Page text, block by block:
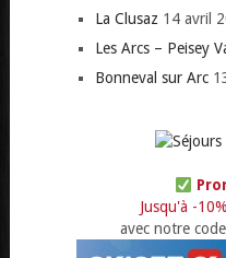
La Clusaz 14 avril
Les Arcs – Peisey
Bonneval sur Arc
Jusqu'à -
avec notre